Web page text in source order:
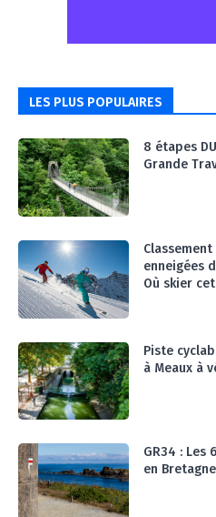
05:55
#Ep12 VLOG :
06:26
#Ep13 VLOG :
UN SÉJOUR SPORT &
07:19
LANDES
#EP15 VLOG :
ON PISTE !
07:25
LES PLUS POPULAIRES
8 étapes
Grande
enneigées
Où skier
Piste
à Meaux à
GR34 :
en